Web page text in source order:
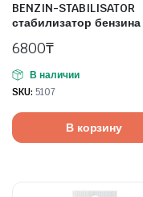
BENZIN-STABILISATOR
стабилизатор бензина
6800₸
В наличии
SKU: 5107
В корзину